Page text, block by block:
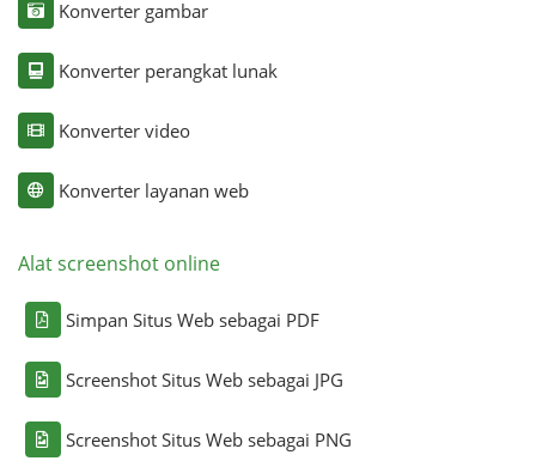
Konverter gambar
Konverter perangkat lunak
Konverter video
Konverter layanan web
Alat screenshot online
Simpan Situs Web sebagai PDF
Screenshot Situs Web sebagai JPG
Screenshot Situs Web sebagai PNG